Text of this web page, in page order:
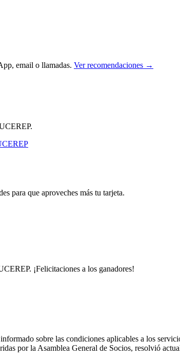
email o llamadas. Ver recomendaciones →
para que aproveches más tu tarjeta.
¡Felicitaciones a los ganadores!
sobre las condiciones aplicables a los
por la Asamblea General de Socios, resolvió